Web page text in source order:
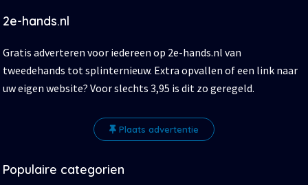
2e-hands.nl
Gratis adverteren voor iedereen op 2e-hands.nl van
tweedehands tot splinternieuw. Extra opvallen of een link naar
uw eigen website? Voor slechts 3,95 is dit zo geregeld.
Plaats advertentie
Populaire categorien